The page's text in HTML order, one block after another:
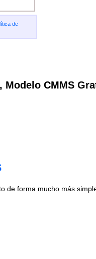
de
Modelo CMMS
de forma mucho más